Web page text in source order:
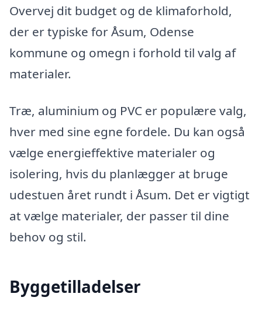
Overvej dit budget og de klimaforhold,
der er typiske for Åsum, Odense
kommune og omegn i forhold til valg af
materialer.
Træ, aluminium og PVC er populære valg,
hver med sine egne fordele. Du kan også
vælge energieffektive materialer og
isolering, hvis du planlægger at bruge
udestuen året rundt i Åsum. Det er vigtigt
at vælge materialer, der passer til dine
behov og stil.
Byggetilladelser